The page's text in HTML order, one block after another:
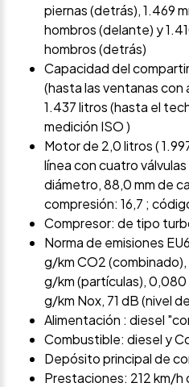
piernas (detrás), 1.469
hombros (delante) y
hombros (detrás)
Capacidad del
(hasta las ventanas
1.437 litros (hasta el
medición ISO )
Motor de 2,0 litros (
línea con cuatro
diámetro, 88,0 mm de
compresión: 16,7 ;
Compresor: de tipo
Norma de emisiones
g/km CO2
g/km (partículas),
g/km Nox, 71 dB (nivel
Alimentación : diesel
Combustible: diesel y
Depósito principal de
Prestaciones: 212 km/h